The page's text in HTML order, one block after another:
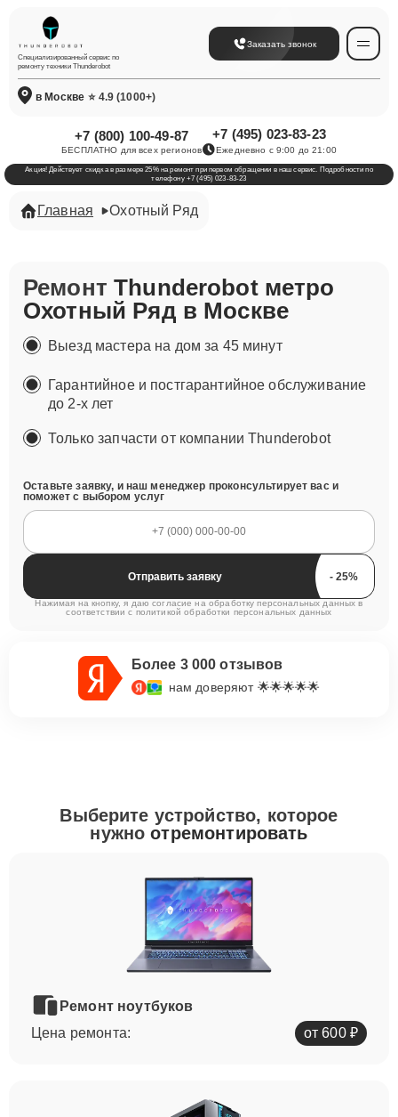
Специализированный сервис по
ремонту техники Thunderobot
Заказать звонок
в Москве ⭐ 4.9 (1000+)
+7 (800) 100-49-87
БЕСПЛАТНО для всех регионов
+7 (495) 023-83-23
Ежедневно с 9:00 до 21:00
Акция! Действует скидка в размере 25% на ремонт при первом обращении в наш сервис. Подробности по
телефону +7 (495) 023-83-23
Главная Охотный Ряд
РемонтThunderobot метро
Охотный Ряд в Москве
Выезд мастера на дом за 45 минут
Гарантийное и постгарантийное обслуживание
до 2-х лет
Только запчасти от компании Thunderobot
Оставьте заявку, и наш менеджер проконсультирует вас и
поможет с выбором услуг
Отправить заявку
Нажимая на кнопку, я даю согласие на обработку персональных данных в
соответствии с политикой обработки персональных данных
Более 3 000 отзывов
нам доверяют 🌟🌟🌟🌟🌟
Выберите устройство, которое
нужноотремонтировать
Ремонт ноутбуков
Цена ремонта:
от 600 ₽